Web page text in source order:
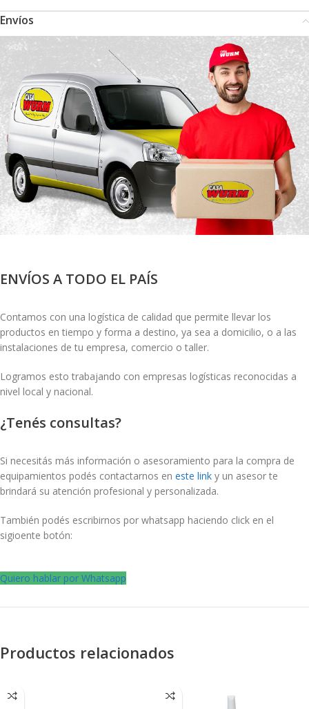
Envíos
ENVÍOS A TODO EL PAÍS
Contamos con una logística de calidad que permite llevar los
productos en tiempo y forma a destino, ya sea a domicilio, o a las
instalaciones de tu empresa, comercio o taller.
Logramos esto trabajando con empresas logísticas reconocidas a
nivel local y nacional.
¿Tenés consultas?
Si necesitás más información o asesoramiento para la compra de
equipamientos podés contactarnos en este link y un asesor te
brindará su atención profesional y personalizada.
También podés escribirnos por whatsapp haciendo click en el
sigioente botón:
Quiero hablar por Whatsapp
Productos relacionados